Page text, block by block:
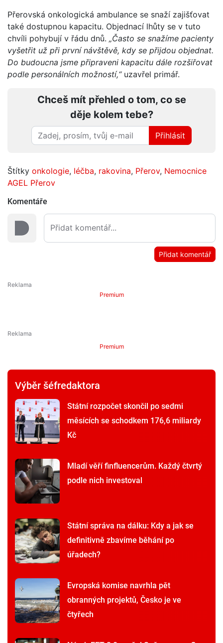
Přerovská onkologická ambulance se snaží zajišťovat
také dostupnou kapacitu. Objednací lhůty se v tuto
chvíli pohybují v řádu dnů. „Často se snažíme pacienty
vyšetřit už při první návštěvě, kdy se přijdou objednat.
Do budoucna jsme připraveni kapacitu dále rozšiřovat
podle personálních možností,“ uzavřel primář.
Chceš mít přehled o tom, co se
děje kolem tebe?
Přihlásit
Štítky onkologie, léčba, rakovina, Přerov, Nemocnice
AGEL Přerov
Komentáře
Přidat komentář
Premium
Premium
Výběr šéfredaktora
Státní rozpočet skončil po sedmi
měsících se schodkem 176,6 miliardy
Kč
Mladí věří finfluencerům. Každý čtvrtý
podle nich investoval
Státní správa na dálku: Kdy a jak se
definitivně zbavíme běhání po
úřadech?
Evropská komise navrhla pět
obranných projektů, Česko je ve
čtyřech